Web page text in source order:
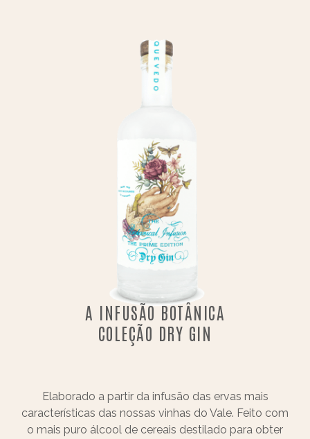
A INFUSÃO BOTÂNICA
COLEÇÃO DRY GIN
Elaborado a partir da infusão das ervas mais
características das nossas vinhas do Vale. Feito com
o mais puro álcool de cereais destilado para obter